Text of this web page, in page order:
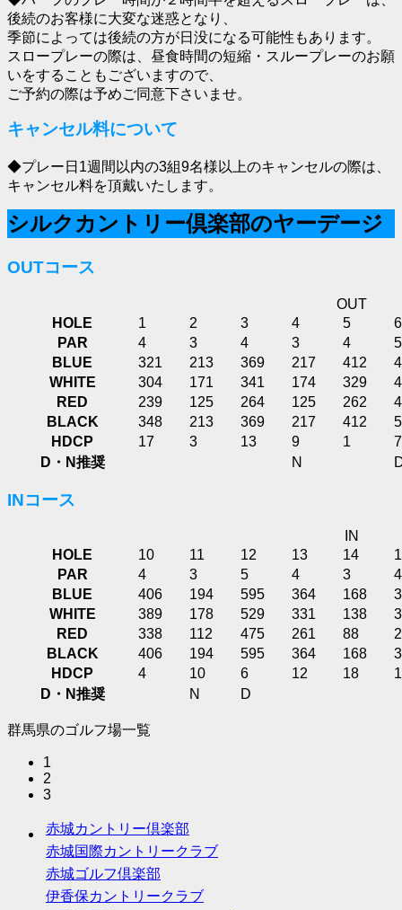
後続のお客様に大変な迷惑となり、
季節によっては後続の方が日没になる可能性もあります。
スロープレーの際は、昼食時間の短縮・スループレーのお願
いをすることもございますので、
ご予約の際は予めご同意下さいませ。
キャンセル料について
◆プレー日1週間以内の3組9名様以上のキャンセルの際は、
キャンセル料を頂戴いたします。
シルクカントリー倶楽部のヤーデージ
OUTコース
OUT
HOLE
1 2 3 4 5
6
PAR
4 3 4 3 4
5
BLUE
321 213 369 217 412
WHITE
304 171 341 174 329
RED
239 125 264 125 262
BLACK
348 213 369 217 412
HDCP
17 3 13 9 1
7
D・N推奨
N
INコース
IN
HOLE
10 11 12 13 14
PAR
4 3 5 4 3
4
BLUE
406 194 595 364 168
WHITE
389 178 529 331 138
RED
338 112 475 261 88
BLACK
406 194 595 364 168
HDCP
4 10 6 12 18
D・N推奨
N D
群馬県のゴルフ場一覧
1
2
3
赤城カントリー倶楽部
赤城国際カントリークラブ
赤城ゴルフ倶楽部
伊香保カントリークラブ